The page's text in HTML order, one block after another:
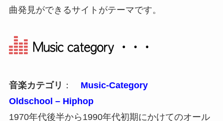
曲発見ができるサイトがテーマです。
音楽カテゴリ ： Music-Category
Oldschool – Hiphop
1970年代後半から1990年代初期にかけてのオール